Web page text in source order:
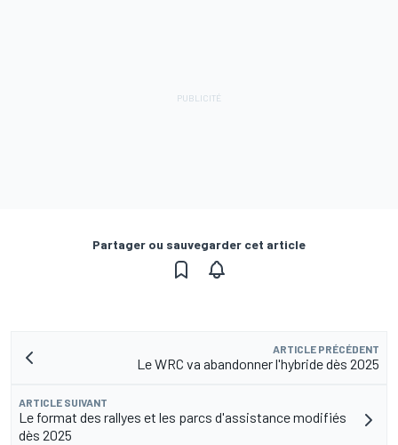
Partager ou sauvegarder cet article
ARTICLE PRÉCÉDENT
Le WRC va abandonner l'hybride dès 2025
ARTICLE SUIVANT
Le format des rallyes et les parcs d'assistance modifiés
dès 2025